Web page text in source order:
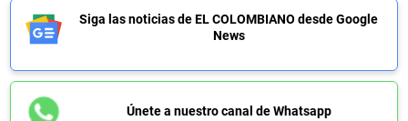
Siga las noticias de EL COLOMBIANO desde Google
News
Únete a nuestro canal de Whatsapp